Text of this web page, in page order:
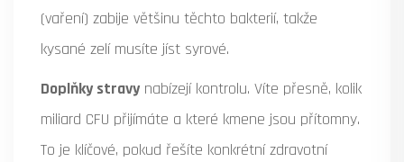
(vaření) zabije většinu těchto bakterií, takže
kysané zelí musíte jíst syrové.
Doplňky stravy nabízejí kontrolu. Víte přesně, kolik
miliard CFU přijímáte a které kmene jsou přítomny.
To je klíčové, pokud řešíte konkrétní zdravotní